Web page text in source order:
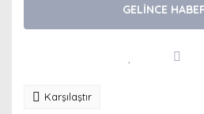
GELİNCE
Karşılaştır